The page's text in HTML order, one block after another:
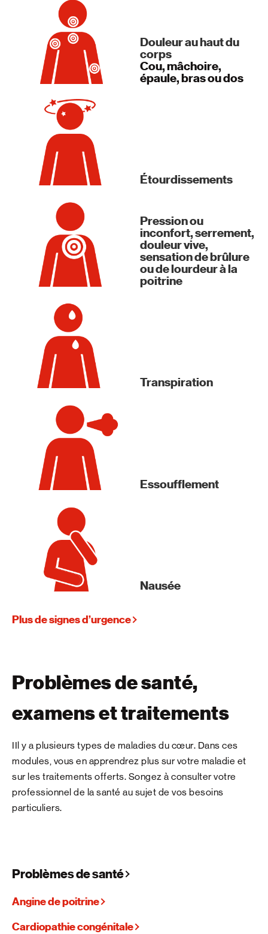
Douleur au haut du
corps
Cou, mâchoire,
épaule, bras ou dos
Étourdissements
Pression ou
inconfort, serrement,
douleur vive,
sensation de brûlure
ou de lourdeur à la
poitrine
Transpiration
Essoufflement
Nausée
Plus de signes d’urgence
Problèmes de santé,
examens et traitements
IIl y a plusieurs types de maladies du cœur. Dans ces
modules, vous en apprendrez plus sur votre maladie et
sur les traitements offerts. Songez à consulter votre
professionnel de la santé au sujet de vos besoins
particuliers.
Problèmes de santé
Angine de poitrine
Cardiopathie congénitale